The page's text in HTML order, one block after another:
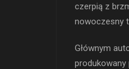
czerpią z
nowoczesny
Głównym
produkowany